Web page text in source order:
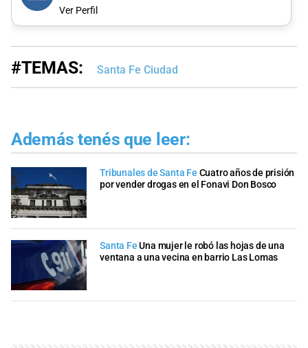
Ver Perfil
#TEMAS: Santa Fe Ciudad
Además tenés que leer:
Tribunales de Santa Fe Cuatro años de prisión
por vender drogas en el Fonavi Don Bosco
Santa Fe Una mujer le robó las hojas de una
ventana a una vecina en barrio Las Lomas